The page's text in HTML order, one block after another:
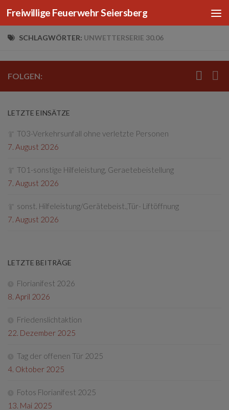
Zum Inhalt springen
Freiwillige Feuerwehr Seiersberg
SCHLAGWÖRTER: UNWETTERSERIE 30.06
FOLGEN:
LETZTE EINSÄTZE
T03-Verkehrsunfall ohne verletzte Personen
7. August 2026
T01-sonstige Hilfeleistung, Geraetebeistellung
7. August 2026
sonst. Hilfeleistung/Gerätebeist.,Tür- Liftöffnung
7. August 2026
LETZTE BEITRÄGE
Florianifest 2026
8. April 2026
Friedenslichtaktion
22. Dezember 2025
Tag der offenen Tür 2025
4. Oktober 2025
Fotos Florianifest 2025
13. Mai 2025